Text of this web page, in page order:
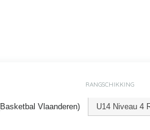
RANGSCHIKKING
Vlaanderen) U14 Niveau 4